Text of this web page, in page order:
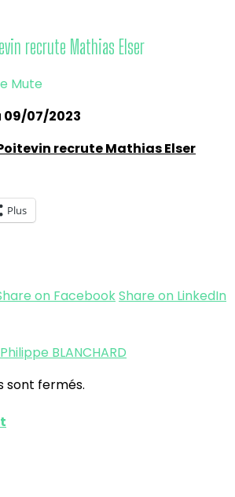
recrute Mathias Elser
Mute
09/07/2023
recrute Mathias Elser
Plus
on FacebookShare on LinkedIn
Philippe BLANCHARD
sont fermés.